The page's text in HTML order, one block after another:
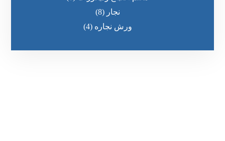
نجار (8)
ورش نجاره (4)